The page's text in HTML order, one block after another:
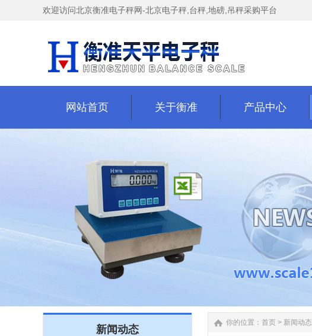
欢迎访问北京衡准电子秤网-北京电子秤,台秤,地磅,吊秤采购平台
网站首页 关于衡准 产品中心
新闻动态
你的位置： 首页 > 新闻动态